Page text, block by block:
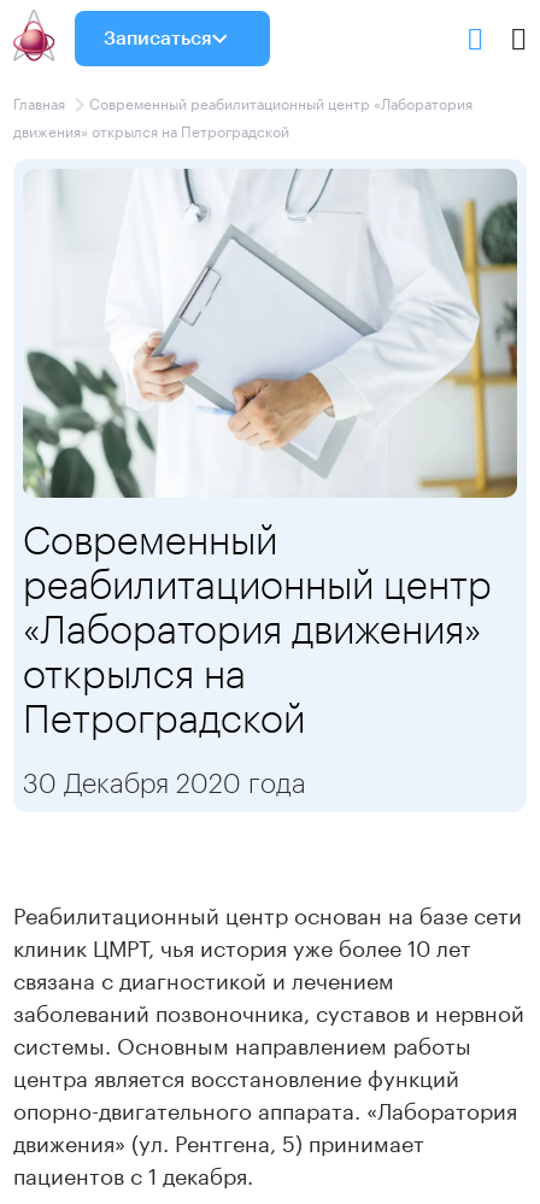
Записаться
Главная
Современный реабилитационный центр «Лаборатория
движения» открылся на Петроградской
Современный
реабилитационный центр
«Лаборатория движения»
открылся на
Петроградской
30 Декабря 2020 года
Реабилитационный центр основан на базе сети
клиник ЦМРТ, чья история уже более 10 лет
связана с диагностикой и лечением
заболеваний позвоночника, суставов и нервной
системы. Основным направлением работы
центра является восстановление функций
опорно-двигательного аппарата. «Лаборатория
движения» (ул. Рентгена, 5) принимает
пациентов с 1 декабря.